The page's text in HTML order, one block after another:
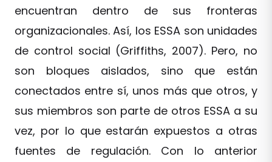
encuentran dentro de sus fronteras
organizacionales. Así, los ESSA son unidades
de control social (Griffiths, 2007). Pero, no
son bloques aislados, sino que están
conectados entre sí, unos más que otros, y
sus miembros son parte de otros ESSA a su
vez, por lo que estarán expuestos a otras
fuentes de regulación. Con lo anterior